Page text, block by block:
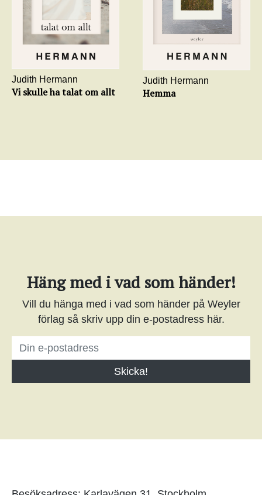
Judith Hermann
Vi skulle ha talat om allt
Judith Hermann
Hemma
Häng med i vad som händer!
Vill du hänga med i vad som händer på Weyler
förlag så skriv upp din e-postadress här.